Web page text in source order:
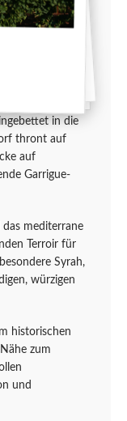
in die
thront auf
auf
Garrigue-
das mediterrane
Terroir für
Syrah,
würzigen
historischen
zum
und